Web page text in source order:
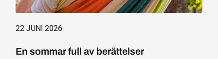
22 JUNI 2026
En sommar full av berättelser